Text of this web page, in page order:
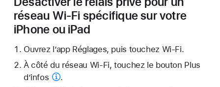
réseau Wi-Fi spécifique sur votre
iPhone ou iPad
Ouvrez l’app Réglages, puis touchez Wi-Fi.
À côté du réseau Wi-Fi, touchez le bouton Plus
d’infos
.